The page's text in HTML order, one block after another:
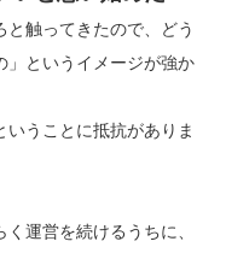
触ってきたので、どう
」というイメージが強か
うことに抵抗がありま
運営を続けるうちに、